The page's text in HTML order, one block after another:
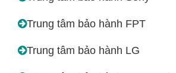
Trung tâm bảo hành FPT
Trung tâm bảo hành LG